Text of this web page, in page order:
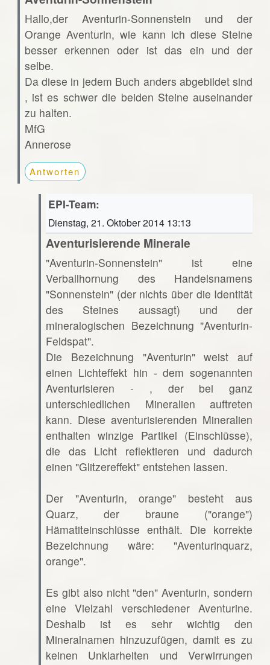
Hallo,der Aventurin-Sonnenstein und der
Orange Aventurin, wie kann ich diese Steine
besser erkennen oder ist das ein und der
selbe.
Da diese in jedem Buch anders abgebildet sind
, ist es schwer die beiden Steine auseinander
zu halten.
MfG
Annerose
Antworten
EPI-Team:
Dienstag, 21. Oktober 2014 13:13
Aventurisierende Minerale
"Aventurin-Sonnenstein" ist eine
Verballhornung des Handelsnamens
"Sonnenstein" (der nichts über die Identität
des Steines aussagt) und der
mineralogischen Bezeichnung "Aventurin-
Feldspat".
Die Bezeichnung "Aventurin" weist auf
einen Lichteffekt hin - dem sogenannten
Aventurisieren - , der bei ganz
unterschiedlichen Mineralien auftreten
kann. Diese aventurisierenden Mineralien
enthalten winzige Partikel (Einschlüsse),
die das Licht reflektieren und dadurch
einen "Glitzereffekt" entstehen lassen.
Der "Aventurin, orange" besteht aus
Quarz, der braune ("orange")
Hämatiteinschlüsse enthält. Die korrekte
Bezeichnung wäre: "Aventurinquarz,
orange".
Es gibt also nicht "den" Aventurin, sondern
eine Vielzahl verschiedener Aventurine.
Deshalb ist es sehr wichtig den
Mineralnamen hinzuzufügen, damit es zu
keinen Unklarheiten und Verwirrungen